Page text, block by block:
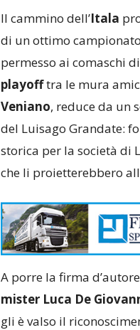
Il cammino dell’Itala
di un ottimo
permesso ai comaschi
playofftra le mura
Veniano, reduce da un
del Luisago Grandate:
storica per la società di
che li proietterebbero
A porre la firma
mister Luca De
gli è valso il